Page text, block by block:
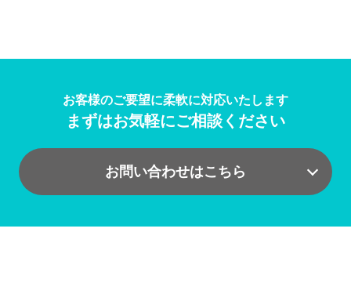
お客様のご要望に柔軟に対応いたします
まずはお気軽にご相談ください
お問い合わせはこちら